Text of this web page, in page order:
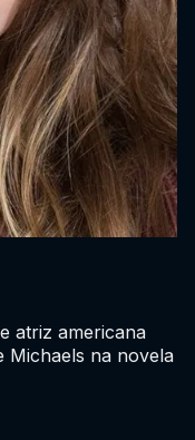
atriz americana
Michaels na novela